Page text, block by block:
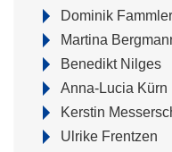
überspringen
Dominik Fammler
Martina
Benedikt Nilges
Anna-Lucia Kürn
Kerstin
Ulrike Frentzen